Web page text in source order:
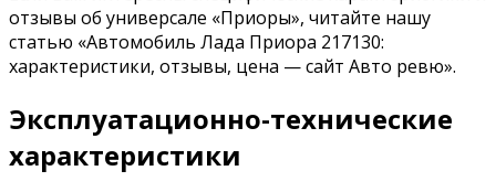
отзывы об универсале «Приоры», читайте нашу
статью «Автомобиль Лада Приора 217130:
характеристики, отзывы, цена — сайт Авто ревю».
Эксплуатационно-технические
характеристики